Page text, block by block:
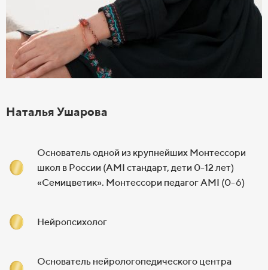
Наталья Ушарова
Основатель одной из крупнейших Монтессори
школ в России (AMI стандарт, дети 0-12 лет)
«Семицветик». Монтессори педагог AMI (0-6)
Нейропсихолог
Основатель нейрологопедического центра